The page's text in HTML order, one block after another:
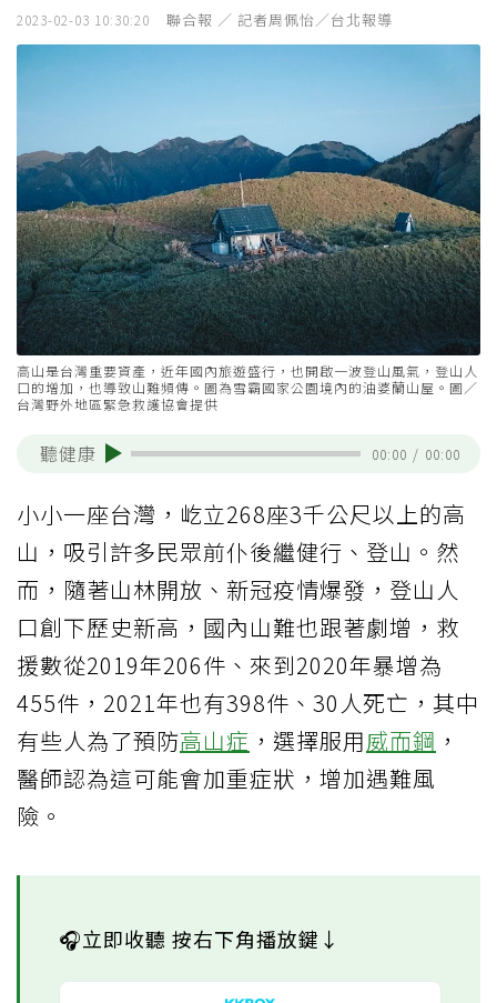
2023-02-03 10:30:20 聯合報 ／ 記者周佩怡／台北報導
高山是台灣重要資產，近年國內旅遊盛行，也開啟一波登山風氣，登山人
口的增加，也導致山難頻傳。圖為雪霸國家公園境內的油婆蘭山屋。圖／
台灣野外地區緊急救護協會提供
聽健康 00:00 / 00:00
小小一座台灣，屹立268座3千公尺以上的高
山，吸引許多民眾前仆後繼健行、登山。然
而，隨著山林開放、新冠疫情爆發，登山人
口創下歷史新高，國內山難也跟著劇增，救
援數從2019年206件、來到2020年暴增為
455件，2021年也有398件、30人死亡，其中
有些人為了預防高山症 ，選擇服用威而鋼 ，
醫師認為這可能會加重症狀，增加遇難風
險。
🎧立即收聽 按右下角播放鍵↓